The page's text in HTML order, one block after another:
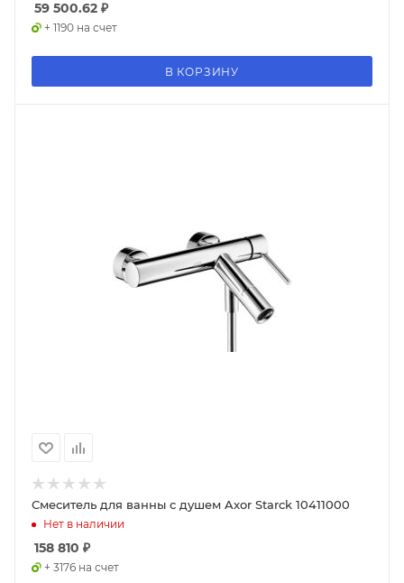
59 500.62 ₽
+ 1190 на счет
В КОРЗИНУ
Смеситель для ванны с душем Axor Starck 10411000
Нет в наличии
158 810 ₽
+ 3176 на счет